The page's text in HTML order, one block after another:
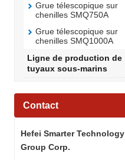
Grue télescopique sur
chenilles SMQ750A
Grue télescopique sur
chenilles SMQ1000A
Ligne de production de
tuyaux sous-marins
Contact
Hefei Smarter Technology
Group Corp.